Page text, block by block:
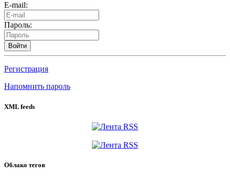
E-mail:
Пароль:
Войти
Регистрация
Напомнить пароль
XML feeds
Облако тегов